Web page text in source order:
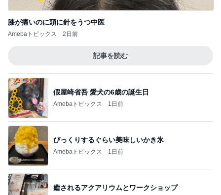
膝が痛いのに頭に針をうつ中医
Amebaトピックス 2日前
記事を読む
假屋崎省吾 愛犬の6歳の誕生日
Amebaトピックス 1日前
びっくりするぐらい美味しいかき氷
Amebaトピックス 1日前
癒されるアクアリウムとワークショップ